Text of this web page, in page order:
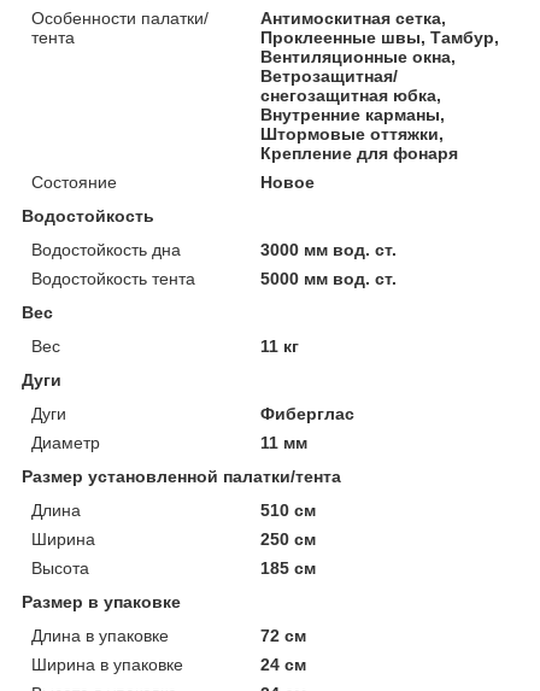
Особенности палатки/
тента
Антимоскитная сетка,
Проклеенные швы, Тамбур,
Вентиляционные окна,
Ветрозащитная/
снегозащитная юбка,
Внутренние карманы,
Штормовые оттяжки,
Крепление для фонаря
Состояние
Новое
Водостойкость
Водостойкость дна
3000 мм вод. ст.
Водостойкость тента
5000 мм вод. ст.
Вес
Вес
11 кг
Дуги
Дуги
Фиберглас
Диаметр
11 мм
Размер установленной палатки/тента
Длина
510 см
Ширина
250 см
Высота
185 см
Размер в упаковке
Длина в упаковке
72 см
Ширина в упаковке
24 см